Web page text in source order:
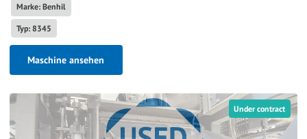
Marke: Benhil
Typ: 8345
Maschine ansehen
Under contract